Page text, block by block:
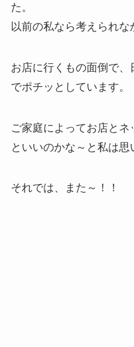
た。
以前の私なら考えられな
お店に行くもの面倒で、
でポチッとしています。
ご家庭によってお店と
といいのかな～と私は思
それでは、また～！！